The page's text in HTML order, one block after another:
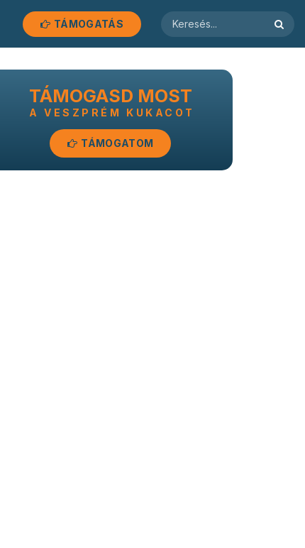
TÁMOGATÁS
TÁMOGASD MOST
A VESZPRÉM KUKACOT
TÁMOGATOM